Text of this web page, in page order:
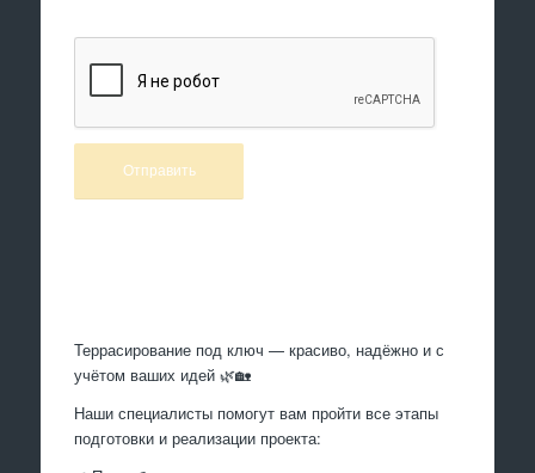
Террасирование под ключ — красиво, надёжно и с
учётом ваших идей 🌿🏡
Наши специалисты помогут вам пройти все этапы
подготовки и реализации проекта: